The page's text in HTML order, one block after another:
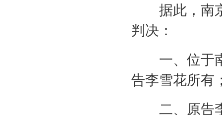
据此，南京
判决：
一、位于南
告李雪花所有
二、原告李